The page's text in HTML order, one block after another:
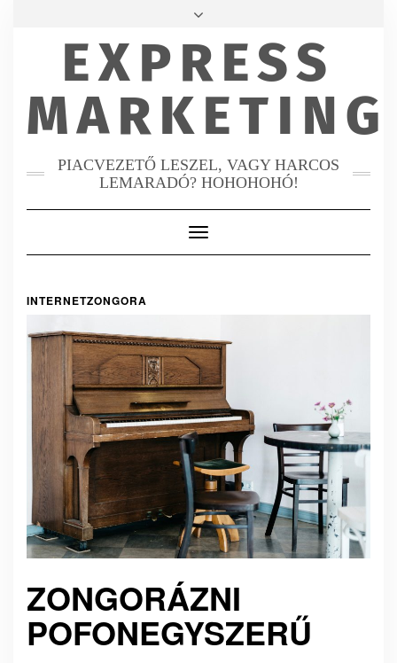
FACEBOOK
MAILINSTAGRAM
EXPRESS
MARKETING
PIACVEZETŐ LESZEL, VAGY HARCOS
LEMARADÓ? HOHOHOHÓ!
Toggle
Navigation
INTERNETZONGORA
ZONGORÁZNI
POFONEGYSZERŰ